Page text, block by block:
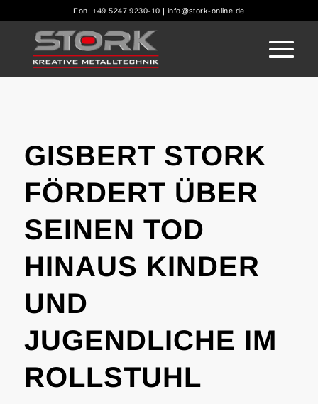
Fon: +49 5247 9230-10 | info@stork-online.de
GISBERT STORK
FÖRDERT ÜBER
SEINEN TOD
HINAUS KINDER
UND
JUGENDLICHE IM
ROLLSTUHL